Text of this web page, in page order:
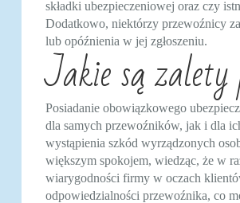
składki ubezpieczeniowej oraz czy
Dodatkowo, niektórzy przewoźnicy
lub opóźnienia w jej zgłoszeniu.
Jakie są
Posiadanie obowiązkowego
dla samych przewoźników, jak i dla
wystąpienia szkód wyrządzonych
większym spokojem, wiedząc, że w
wiarygodności firmy w oczach
odpowiedzialności przewoźnika, co